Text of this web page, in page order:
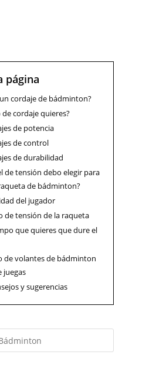
página
cordaje de bádminton?
cordaje quieres?
de potencia
de control
de durabilidad
de tensión debo elegir para
de bádminton?
del jugador
de tensión de la raqueta
que quieres que dure el
de volantes de bádminton
juegas
y sugerencias